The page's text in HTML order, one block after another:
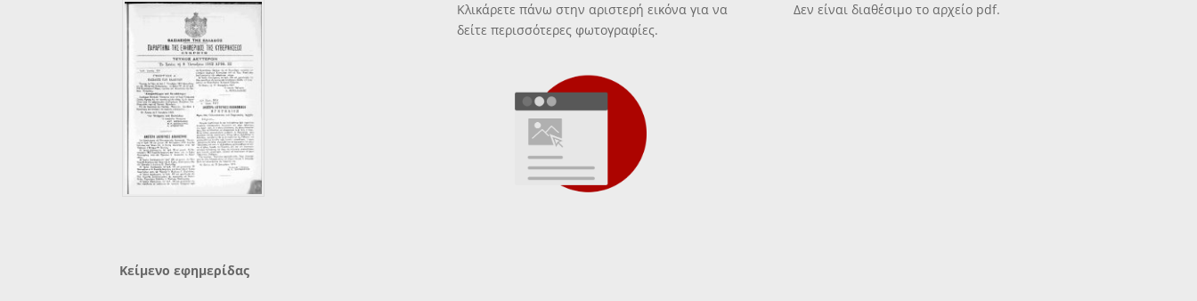
Κλικάρετε πάνω στην αριστερή εικόνα για να
δείτε περισσότερες φωτογραφίες.
Δεν είναι διαθέσιμο το αρχείο pdf.
Κείμενο εφημερίδας